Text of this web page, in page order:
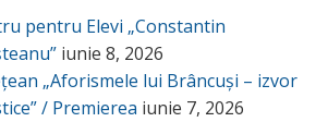
pentru Elevi „Constantin
iunie 8, 2026
„Aforismele lui Brâncuși – izvor
/ Premierea iunie 7, 2026